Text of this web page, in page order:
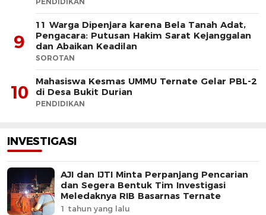
9
11 Warga Dipenjara karena Bela Tanah Adat,
Pengacara: Putusan Hakim Sarat Kejanggalan
dan Abaikan Keadilan
SOROTAN
10
Mahasiswa Kesmas UMMU Ternate Gelar PBL-2
di Desa Bukit Durian
PENDIDIKAN
INVESTIGASI
AJI dan IJTI Minta Perpanjang Pencarian
dan Segera Bentuk Tim Investigasi
Meledaknya RIB Basarnas Ternate
1 tahun yang lalu